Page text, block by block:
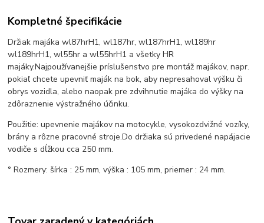
Kompletné špecifikácie
Držiak majáka wl87hrH1, wl187hr, wl187hrH1, wl189hr
wl189hrH1, wl55hr a wl55hrH1 a všetky HR
majáky.Najpoužívanejšie príslušenstvo pre montáž majákov, napr.
pokiaľ chcete upevniť maják na bok, aby nepresahoval výšku či
obrys vozidla, alebo naopak pre zdvihnutie majáka do výšky na
zdôraznenie výstražného účinku.
Použitie: upevnenie majákov na motocykle, vysokozdvižné vozíky,
brány a rôzne pracovné stroje.Do držiaka sú privedené napájacie
vodiče s dĺžkou cca 250 mm.
° Rozmery: šírka : 25 mm, výška : 105 mm, priemer : 24 mm.